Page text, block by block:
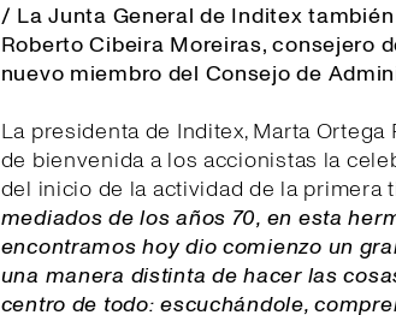
/ La Junta General de Inditex
Roberto Cibeira Moreiras, consejero
nuevo miembro del Consejo de
La presidenta de Inditex, Marta
de bienvenida a los accionistas la
del inicio de la actividad de la primera
mediados de los años 70, en esta
encontramos hoy dio comienzo un
una manera distinta de hacer las
centro de todo: escuchándole,